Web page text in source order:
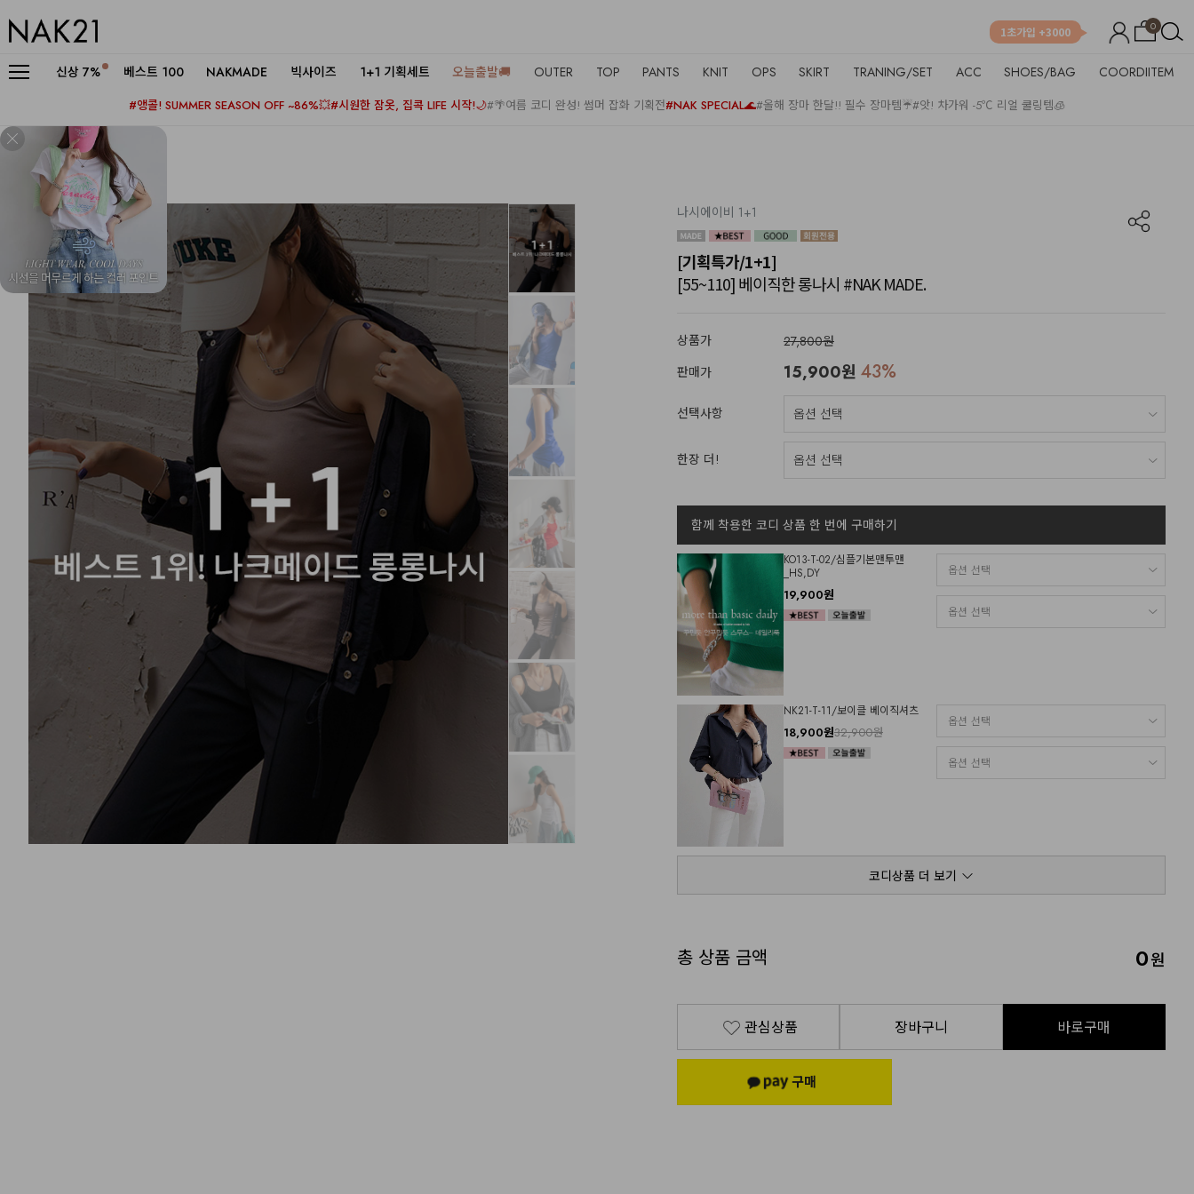
0
1초가입 +3000
신상 7% 베스트 100 NAKMADE 빅사이즈 1+1 기획세트 오늘출발🚚 OUTER TOP PANTS KNIT OPS SKIRT TRANING/SET ACC SHOES/BAG COORDIITEM
#앵콜! SUMMER SEASON OFF ~86%💥#시원한 잠옷, 집콕 LIFE 시작!🌙#🌴여름 코디 완성! 썸머 잡화 기획전#NAK SPECIAL🌊#올해 장마 한달!! 필수 장마템☔#앗! 차가워 -5℃ 리얼 쿨링템🧊
나시에이비 1+1
[기획특가/1+1]
[55~110] 베이직한 롱나시 #NAK MADE.
상품가
27,800원
판매가
15,900원 43%
선택사항
한장 더!
함께 착용한 코디 상품 한 번에 구매하기
KO13-T-02/심플기본맨투맨
_HS,DY
19,900원
NK21-T-11/보이클 베이직셔츠
18,900원32,900원
코디상품 더 보기
총 상품 금액 0원
관심상품 장바구니 바로구매